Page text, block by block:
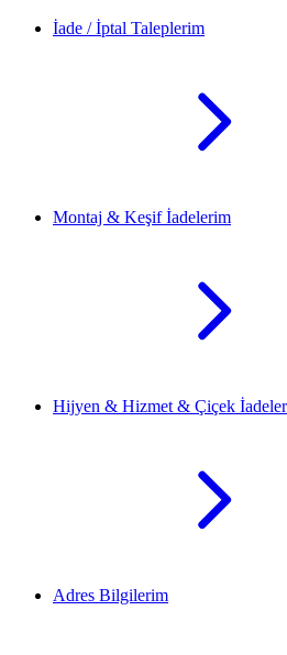
İade / İptal Taleplerim
Montaj & Keşif İadelerim
Hijyen & Hizmet & Çiçek
Adres Bilgilerim